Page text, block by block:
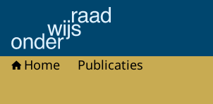
Naar de homepage van Onderwijsraad
Home Publicaties